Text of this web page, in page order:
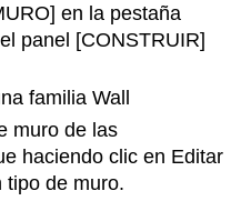
en la pestaña
panel [CONSTRUIR]
familia Wall
muro de las
haciendo clic en Editar
tipo de muro.